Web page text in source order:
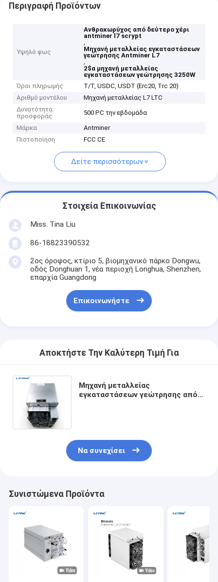
Περιγραφή Προϊόντων
Υψηλό φως
Ανθρακωρύχος από δεύτερο χέρι
antminer l7 scrypt
,
Μηχανή μεταλλείας εγκαταστάσεων
γεώτρησης Antminer L7
,
2$α μηχανή μεταλλείας
εγκαταστάσεων γεώτρησης 3250W
Όροι πληρωμής
T/T, USDC, USDT (Erc20, Trc 20)
Αριθμό μοντέλου
Μηχανή μεταλλείας L7 LTC
Δυνατότητα
προσφοράς
500 PC την εβδομάδα
Μάρκα
Antminer
Πιστοποίηση
FCC CE
Δείτε περισσότερων
Στοιχεία Επικοινωνίας
Miss. Tina Liu
86-18823390532
2ος όροφος, κτίριο 5, βιομηχανικό πάρκο Dongwu,
οδός Donghuan 1, νέα περιοχή Longhua, Shenzhen,
επαρχία Guangdong
Επικοινωνήστε
Αποκτήστε Την Καλύτερη Τιμή Για
Μηχανή μεταλλείας
εγκαταστάσεων γεώτρησης από
Να συνεχίσει
Συνιστώμενα Προϊόντα